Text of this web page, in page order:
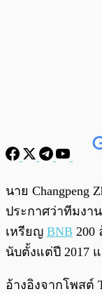
นาย Changpeng
ประกาศว่าทีมงา
เหรียญ BNB 200
นับตั้งแต่ปี 2017
อ้างอิงจากโพสต์